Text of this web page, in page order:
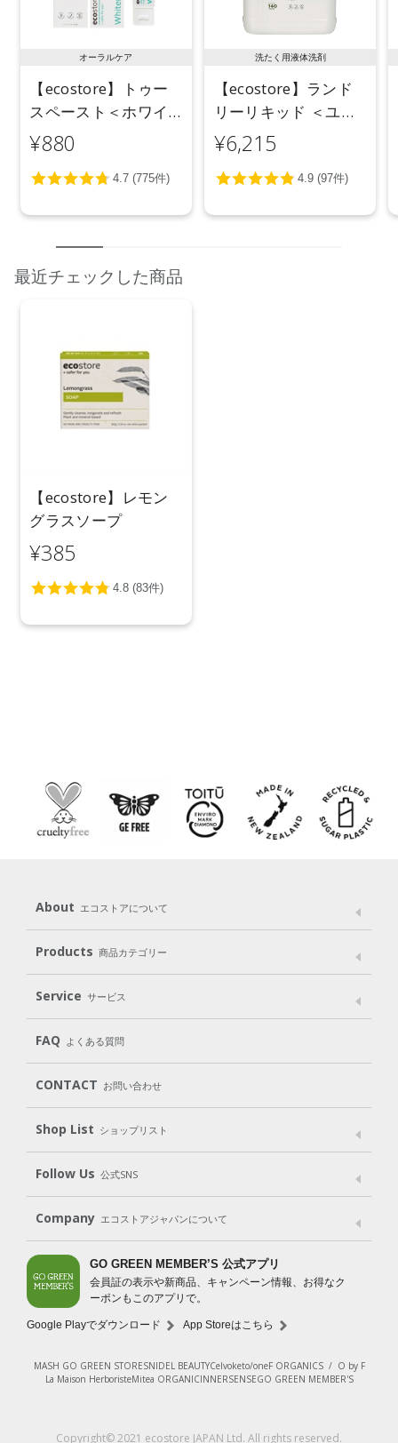
レビューを見る
オーラルケア
【ecostore】トゥー
スペースト＜ホワイ
トニング＞ 100g
¥880
洗たく用液体洗剤
【ecostore】ランド
リーリキッド ＜ユー
カリ＞ 5L
¥6,215
最近チェックした商品
【ecostore】レモン
グラスソープ
¥385
About エコストアについて
メッセージ ブランドストーリー
パッケージへのこだわり
動物実験をしない
Products 商品カテゴリー
Laundry
Body（ボディ） Hair（ヘア） Oral care（オーラルケア）
Goods （グッズ）
Gift set
Service サービス
User Guide
Subscription（定期便）
FAQ よくある質問
CONTACT お問い合わせ
Shop List ショップリスト
Shop List
Follow Us 公式SNS
LINE＠ Instagram Facebook
Company エコストアジャパンについて
会社案内 ご利用規約
プライバシーポリシー
特定商取引法に基づく表示
免責事項
法人会員サービス
New Zealand Site
GO GREEN MEMBER’S 公式アプリ
会員証の表示や新商品、キャンペーン情報、お得なク
ーポンもこのアプリで。
Google Playでダウンロード App Storeはこちら
MASH GO GREEN STORESNIDEL BEAUTYCelvoketo/oneF ORGANICS/ O by F
La Maison HerboristeMitea ORGANICINNERSENSEGO GREEN MEMBER'S
Copyright© 2021 ecostore JAPAN Ltd. All rights reserved.